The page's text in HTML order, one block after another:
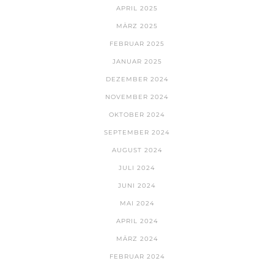
APRIL 2025
MÄRZ 2025
FEBRUAR 2025
JANUAR 2025
DEZEMBER 2024
NOVEMBER 2024
OKTOBER 2024
SEPTEMBER 2024
AUGUST 2024
JULI 2024
JUNI 2024
MAI 2024
APRIL 2024
MÄRZ 2024
FEBRUAR 2024